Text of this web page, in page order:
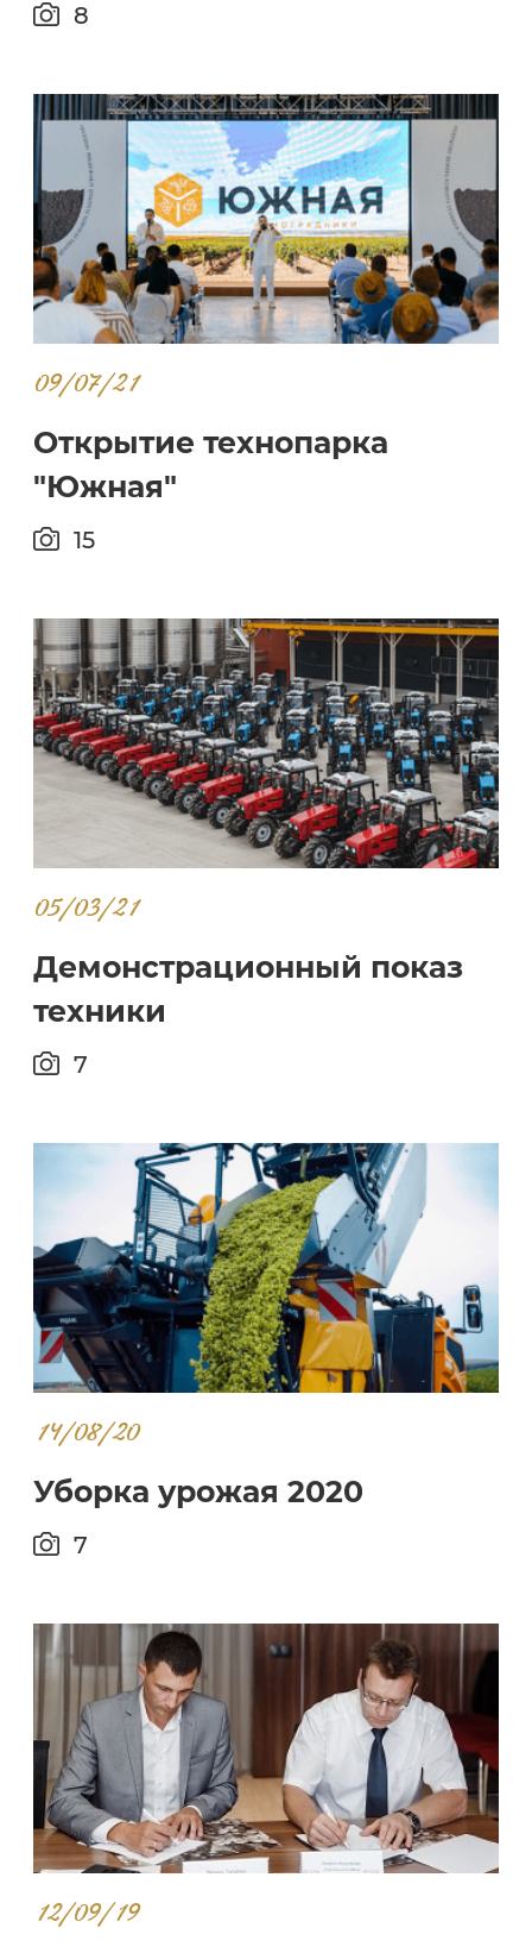
8
09/07/21
Открытие технопарка
"Южная"
15
05/03/21
Демонстрационный показ
техники
7
14/08/20
Уборка урожая 2020
7
12/09/19